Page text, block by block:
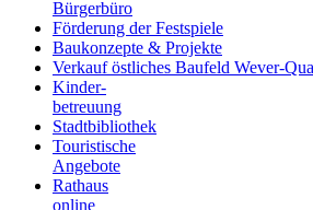
Bürgerbüro
Förderung der Festspiele
Baukonzepte & Projekte
Verkauf östliches Baufeld Wever-
Kinder-
betreuung
Stadtbibliothek
Touristische
Angebote
Rathaus
online